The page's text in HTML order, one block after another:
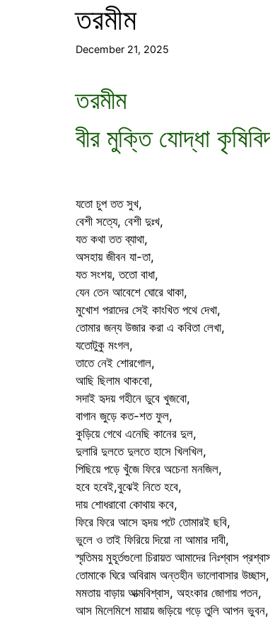
তরমীম
December 21, 2025
তরমীম
বীর মুক্তি যোদ্ধা
যতো চুপ তত সুখ,
বেশী সত্যে, বেশী দুঃখ,
যত কথা তত ব্যাথা,
অসহায় জীবন যা-তা,
যত সংশয়, ততো বাধা,
যেন তেন আবেশে ঘোরে থাকা,
মুখোশ পরাদের সেই কাংখিত পথে দেখা,
তোমার জন্য উজার করা এ কবিতা লেখা,
যতোটুকু মংগল,
তাতে নেই শোরগোল,
আছি ছিলাম থাকবো,
সদাই হৃদয় গহীনে ডুবে খুজবো,
বাগান জুড়ে কত-শত ফুল,
কুড়িয়ে গেথে এনেছি কানের দুল,
দুলারি দুলতে দুলতে হাসে খিলখিল,
পিছিয়ে পড়ে খুঁজে ফিরে অচেনা মনজিল,
হবে হবেই,বুঝেই নিতে হবে,
দায় শোধরাবো কোথায় কবে,
ফিরে ফিরে আসে হৃদয় পটে তোমারই ছবি,
ভুলে ও তাই ফিরিয়ে দিয়ো না আমার দাবী,
স্মৃতিময় মুহূর্তগুলো চিরায়ত আমাদের নিঃশ্বাস
তোমাকে ঘিরে অবিরাম অন্তহীন ভালোবাসার উচ্ছাস,
মমতায় বাড়ায় আত্মবিশ্বাস, অহংকার জোগায় পতন,
আস মিলেমিশে মায়ায় জড়িয়ে গড়ে তুলি আপন ভুবন,